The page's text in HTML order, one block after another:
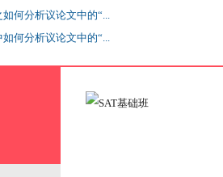
如何分析议论文中的“...
如何分析议论文中的“...